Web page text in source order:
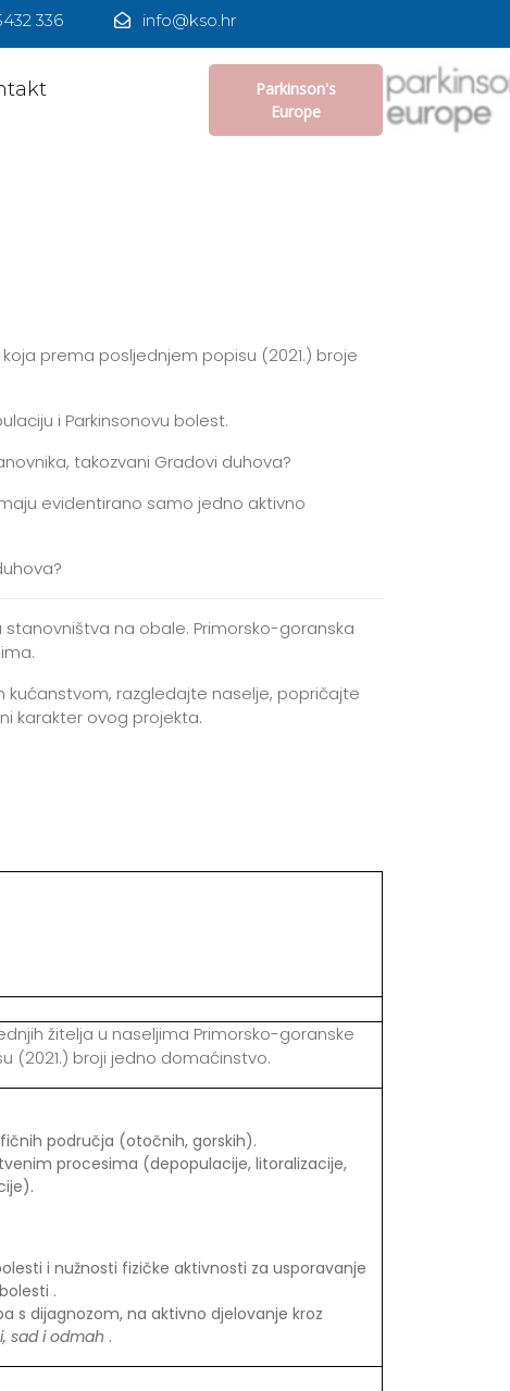
336 info@kso.hr
Parkinson's
Europe
prema posljednjem popisu (2021.) broje
i Parkinsonovu bolest.
takozvani Gradovi duhova?
evidentirano samo jedno aktivno
na obale. Primorsko-goranska
kućanstvom, razgledajte naselje, popričajte
karakter ovog projekta.
žitelja u naseljima Primorsko-goranske
(2021.) broji jedno domaćinstvo.
područja (otočnih, gorskih).
procesima (depopulacije, litoralizacije,
i nužnosti fizičke aktivnosti za usporavanje
.
s dijagnozom, na aktivno djelovanje kroz
sad i odmah .